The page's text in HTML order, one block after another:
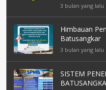
3 bulan yang lalu
Himbauan
Batusangkar
3 bulan yang lalu
SISTEM